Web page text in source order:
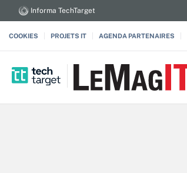
Informa TechTarget
COOKIES PROJETS IT AGENDA PARTENAIRES